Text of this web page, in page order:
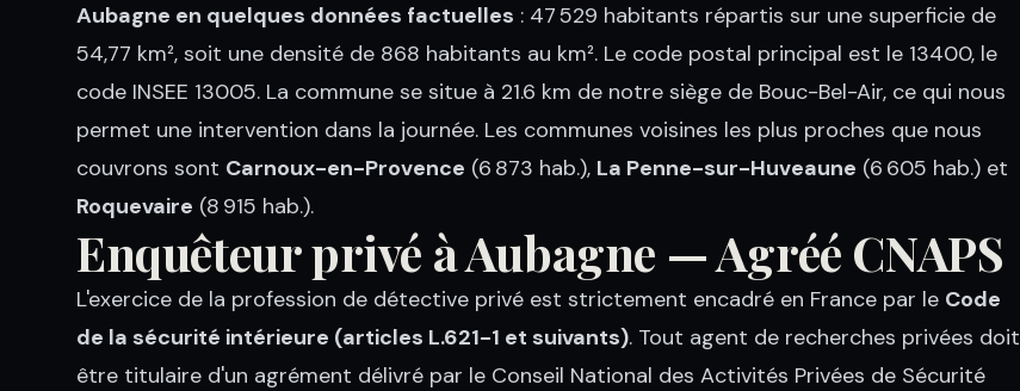
Aubagne en quelques données factuelles : 47 529 habitants répartis sur une superficie de
54,77 km², soit une densité de 868 habitants au km². Le code postal principal est le 13400, le
code INSEE 13005. La commune se situe à 21.6 km de notre siège de Bouc-Bel-Air, ce qui nous
permet une intervention dans la journée. Les communes voisines les plus proches que nous
couvrons sont Carnoux-en-Provence (6 873 hab.), La Penne-sur-Huveaune (6 605 hab.) et
Roquevaire (8 915 hab.).
Enquêteur privé à Aubagne — Agréé CNAPS
L'exercice de la profession de détective privé est strictement encadré en France par le Code
de la sécurité intérieure (articles L.621-1 et suivants). Tout agent de recherches privées doit
être titulaire d'un agrément délivré par le Conseil National des Activités Privées de Sécurité